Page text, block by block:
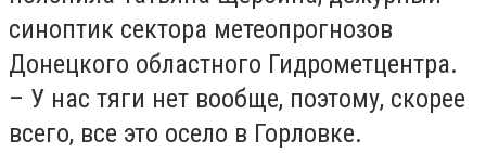
синоптик сектора метеопрогнозов
Донецкого областного Гидрометцентра.
– У нас тяги нет вообще, поэтому, скорее
всего, все это осело в Горловке.